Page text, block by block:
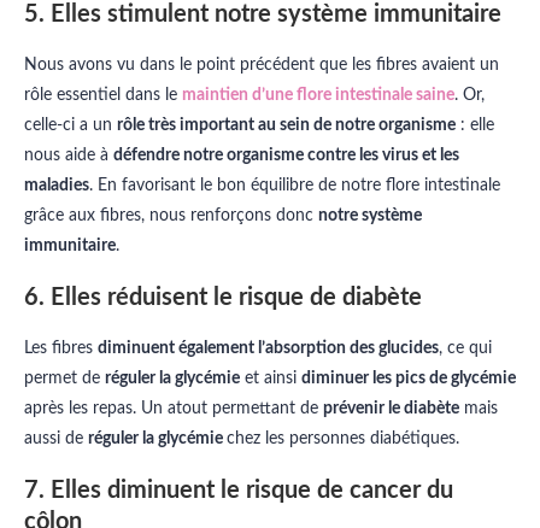
5. Elles stimulent notre système immunitaire
Nous avons vu dans le point précédent que les fibres avaient un
rôle essentiel dans le maintien d’une flore intestinale saine. Or,
celle-ci a un rôle très important au sein de notre organisme : elle
nous aide à défendre notre organisme contre les virus et les
maladies. En favorisant le bon équilibre de notre flore intestinale
grâce aux fibres, nous renforçons donc notre système
immunitaire.
6. Elles réduisent le risque de diabète
Les fibres diminuent également l’absorption des glucides, ce qui
permet de réguler la glycémie et ainsi diminuer les pics de glycémie
après les repas. Un atout permettant de prévenir le diabète mais
aussi de réguler la glycémie chez les personnes diabétiques.
7. Elles diminuent le risque de cancer du
côlon